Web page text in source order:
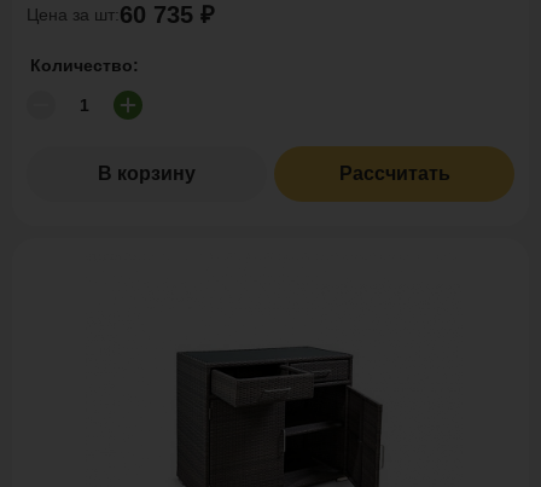
Цена за шт:60 735 ₽
Количество:
В корзину Рассчитать